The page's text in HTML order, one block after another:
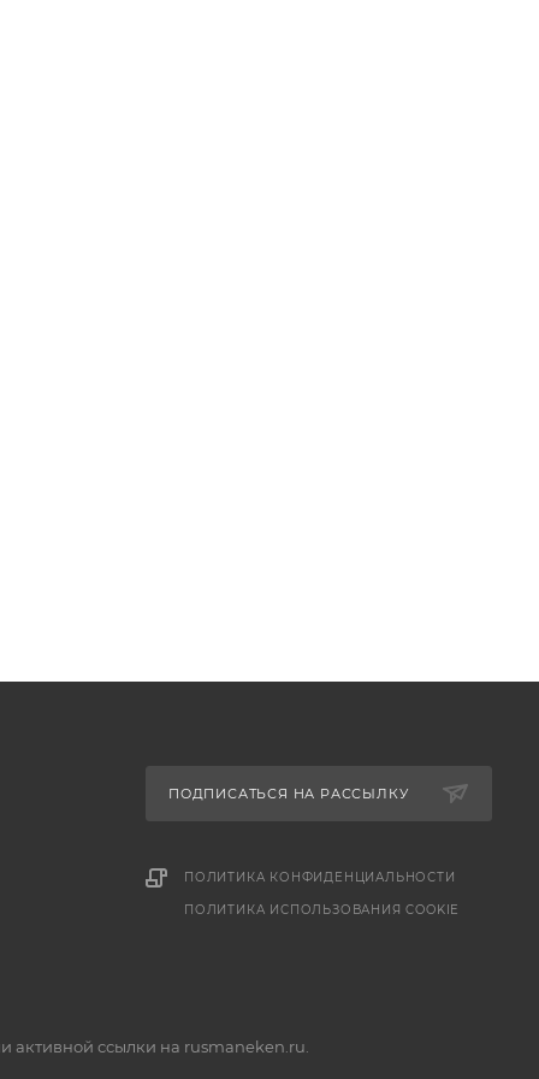
ПОДПИСАТЬСЯ НА РАССЫЛКУ
ПОЛИТИКА КОНФИДЕНЦИАЛЬНОСТИ
ПОЛИТИКА ИСПОЛЬЗОВАНИЯ COOKIE
активной ссылки на rusmaneken.ru.